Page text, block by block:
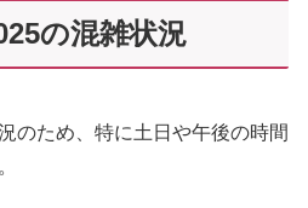
の混雑状況
のため、特に土日や午後の時間